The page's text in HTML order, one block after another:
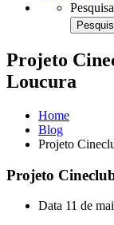
Projeto
Loucura
Home
Blog
Projeto
Projeto
Data 11 de